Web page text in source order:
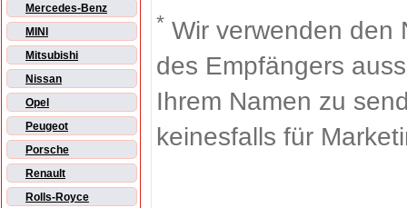
Mercedes-Benz
MINI
Mitsubishi
Nissan
Opel
Peugeot
Porsche
Renault
Rolls-Royce
* Wir verwenden den
des Empfängers
Ihrem Namen zu
keinesfalls für